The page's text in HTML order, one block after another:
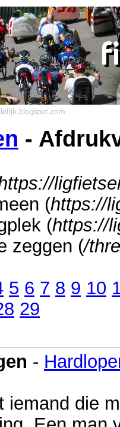
-
(https://
(https://
zeggen (/
5 6 7 8 9 10
29
-
iemand die